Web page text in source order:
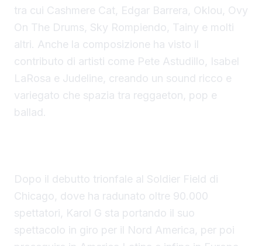
tra cui Cashmere Cat, Edgar Barrera, Oklou, Ovy
On The Drums, Sky Rompiendo, Tainy e molti
altri. Anche la composizione ha visto il
contributo di artisti come Pete Astudillo, Isabel
LaRosa e Judeline, creando un sound ricco e
variegato che spazia tra reggaeton, pop e
ballad.
Dopo il debutto trionfale al Soldier Field di
Chicago, dove ha radunato oltre 90.000
spettatori, Karol G sta portando il suo
spettacolo in giro per il Nord America, per poi